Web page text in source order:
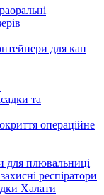
для кап
та
операційне
для плювальниці
респіратори
Халати